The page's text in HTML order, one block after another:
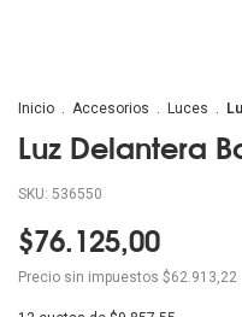
Inicio . Accesorios . Luces .
Luz Delantera
SKU: 536550
$76.125,00
Precio sin impuestos $62.913,22